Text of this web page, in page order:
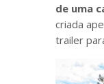
de uma
criada
trailer